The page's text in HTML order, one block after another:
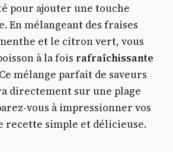
pour ajouter une touche
En mélangeant des fraises
et le citron vert, vous
à la fois rafraîchissante
mélange parfait de saveurs
directement sur une plage
vous à impressionner vos
recette simple et délicieuse.